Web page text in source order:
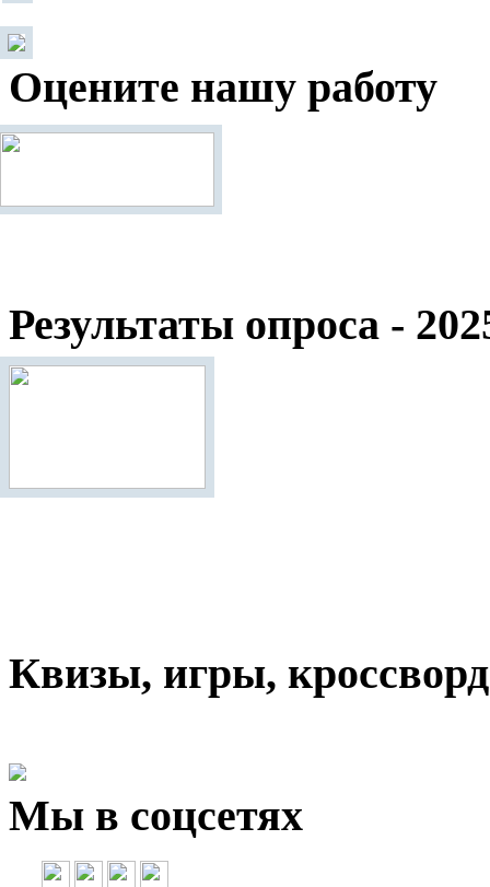
Оцените нашу работу
Результаты опроса -
Квизы, игры,
Мы в соцсетях